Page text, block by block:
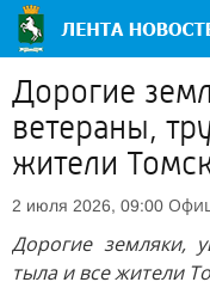
Дорогие
ветераны,
жители
2 июля 2026, 09:00
Дорогие земляки,
тыла и все жители